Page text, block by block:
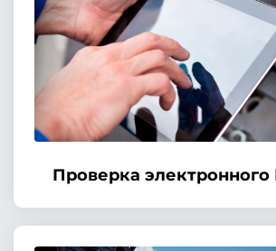
Проверка электронного